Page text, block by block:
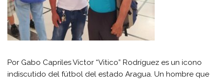
Por Gabo Capriles Víctor “Vitico” Rodríguez es un icono
indiscutido del fútbol del estado Aragua. Un hombre que